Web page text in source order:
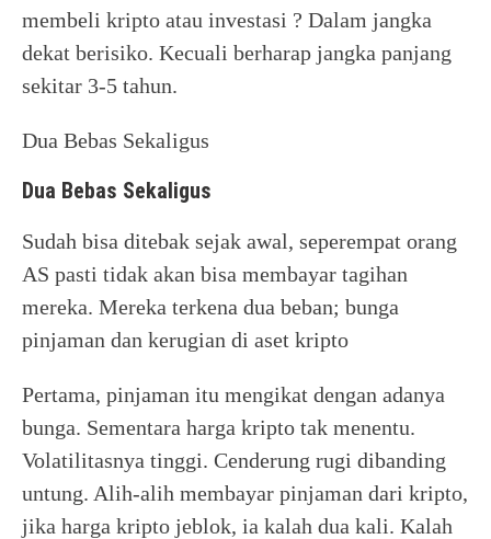
membeli kripto atau investasi ? Dalam jangka
dekat berisiko. Kecuali berharap jangka panjang
sekitar 3-5 tahun.
Dua Bebas Sekaligus
Dua Bebas Sekaligus
Sudah bisa ditebak sejak awal, seperempat orang
AS pasti tidak akan bisa membayar tagihan
mereka. Mereka terkena dua beban; bunga
pinjaman dan kerugian di aset kripto
Pertama, pinjaman itu mengikat dengan adanya
bunga. Sementara harga kripto tak menentu.
Volatilitasnya tinggi. Cenderung rugi dibanding
untung. Alih-alih membayar pinjaman dari kripto,
jika harga kripto jeblok, ia kalah dua kali. Kalah